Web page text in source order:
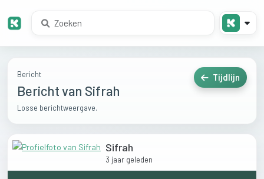
Bericht
Bericht van Sifrah
Losse berichtweergave.
Tijdlijn
Sifrah
3 jaar geleden